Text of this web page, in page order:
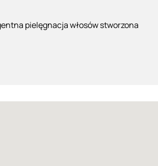
pielęgnacja włosów stworzona